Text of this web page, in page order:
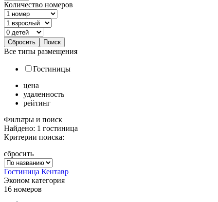
Количество номеров
Все типы размещения
Гостиницы
цена
удаленность
рейтинг
Фильтры и поиск
Найдено: 1 гостиница
Критерии поиска:
сбросить
Гостиница Кентавр
Эконом категория
16 номеров